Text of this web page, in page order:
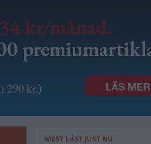
MEST LÄST JUST NU